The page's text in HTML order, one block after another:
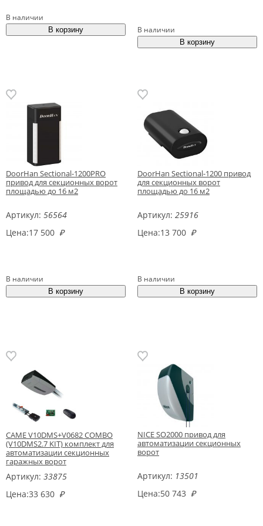
В наличии
В наличии
DoorHan Sectional-1200PRO
привод для секционных ворот
площадью до 16 м2
Артикул: 56564
Цена:17 500 ₽
В наличии
DoorHan Sectional-1200 привод
для секционных ворот
площадью до 16 м2
Артикул: 25916
Цена:13 700 ₽
В наличии
CAME V10DMS+V0682 COMBO
(V10DMS2.7 KIT) комплект для
автоматизации секционных
гаражных ворот
Артикул: 33875
Цена:33 630 ₽
NICE SO2000 привод для
автоматизации секционных
ворот
Артикул: 13501
Цена:50 743 ₽